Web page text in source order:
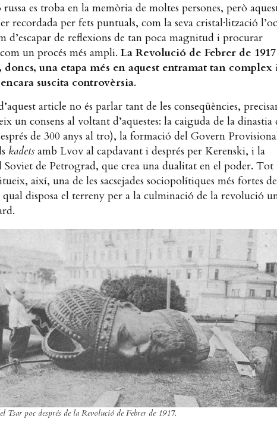
es troba en la memòria de moltes persones, però
recordada per fets puntuals, com la seva cristal·lització
d’escapar de reflexions de tan poca magnitud i procurar
un procés més ampli. La Revolució de Febrer de 1917
una etapa més en aquest entramat tan complex
suscita controvèrsia.
article no és parlar tant de les conseqüències,
un consens al voltant d’aquestes: la caiguda de la dinastia
de 300 anys al tro), la formació del Govern
kadets amb Lvov al capdavant i després per Kerenski, i la
de Petrograd, que crea una dualitat en el poder. Tot
així, una de les sacsejades sociopolítiques més fortes
disposa el terreny per a la culminació de la revolució
Tsar poc després de la Revolució de Febrer de 1917.